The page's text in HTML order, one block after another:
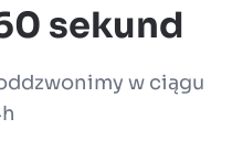
sekund
w ciągu